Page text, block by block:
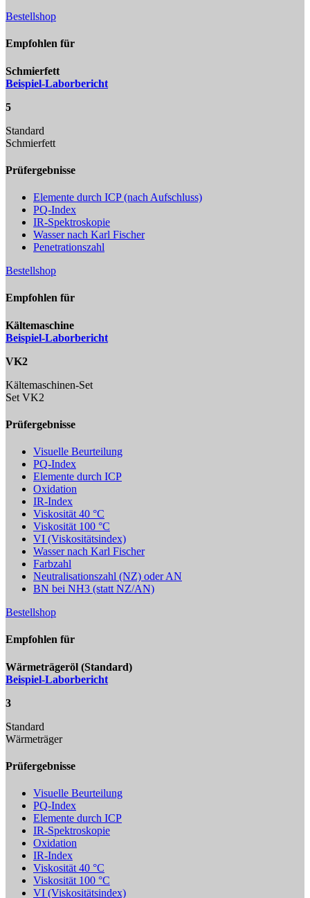
Bestellshop
Empfohlen für
Schmierfett
Beispiel-Laborbericht
5
Standard
Schmierfett
Prüfergebnisse
Elemente durch ICP (nach Aufschluss)
PQ-Index
IR-Spektroskopie
Wasser nach Karl Fischer
Penetrationszahl
Bestellshop
Empfohlen für
Kältemaschine
Beispiel-Laborbericht
VK2
Kältemaschinen-Set
Set VK2
Prüfergebnisse
Visuelle Beurteilung
PQ-Index
Elemente durch ICP
Oxidation
IR-Index
Viskosität 40 °C
Viskosität 100 °C
VI (Viskositätsindex)
Wasser nach Karl Fischer
Farbzahl
Neutralisationszahl (NZ) oder AN
BN bei NH3 (statt NZ/AN)
Bestellshop
Empfohlen für
Wärmeträgeröl (Standard)
Beispiel-Laborbericht
3
Standard
Wärmeträger
Prüfergebnisse
Visuelle Beurteilung
PQ-Index
Elemente durch ICP
IR-Spektroskopie
Oxidation
IR-Index
Viskosität 40 °C
Viskosität 100 °C
VI (Viskositätsindex)